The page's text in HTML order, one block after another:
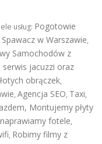
usług: Pogotowie
w Warszawie,
Samochodów z
serwis jacuzzi oraz
obrączek,
, Agencja SEO, Taxi,
, Montujemy płyty
naprawiamy fotele,
, Robimy filmy z